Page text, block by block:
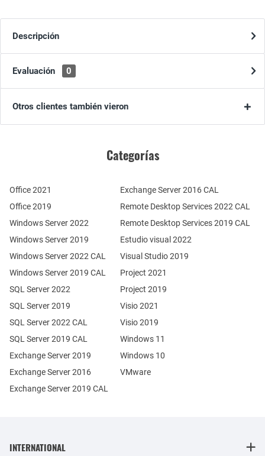
Descripción
Evaluación 0
Otros clientes también vieron
Categorías
Office 2021
Office 2019
Windows Server 2022
Windows Server 2019
Exchange Server 2019
Exchange Server 2016
SQL Server 2022
SQL Server 2019
Windows Server 2022 CAL
Windows Server 2019 CAL
SQL Server 2022 CAL
SQL Server 2019 CAL
Remote Desktop Services 2022 CAL
Remote Desktop Services 2019 CAL
Exchange Server 2019 CAL
Exchange Server 2016 CAL
Estudio visual 2022
Visual Studio 2019
Project 2021
Project 2019
Visio 2021
Visio 2019
Windows 11
Windows 10
VMware
INTERNATIONAL